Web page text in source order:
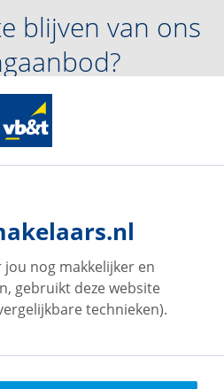
blijven van ons
ontvang van ons per e-mail
relevant woningaanbod.
nog makkelijker en
gebruikt deze website
technieken).